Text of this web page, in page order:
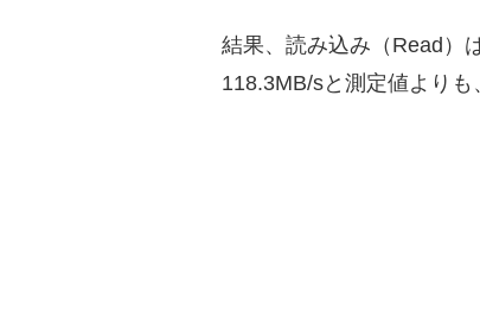
結果、読み込み（Read）
118.3MB/sと測定値よりも